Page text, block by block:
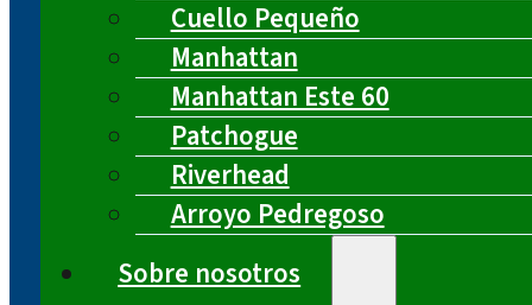
Cuello Pequeño
Manhattan
Manhattan Este 60
Patchogue
Riverhead
Arroyo Pedregoso
Sobre nosotros